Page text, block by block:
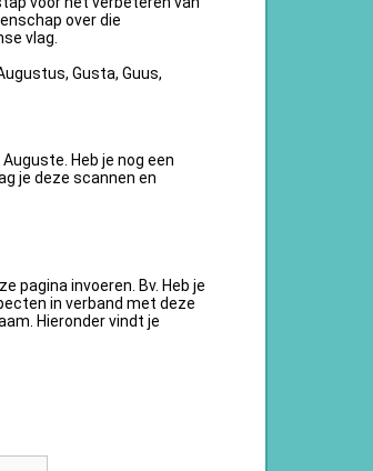
over die
vlag.
Gusta, Guus,
Heb je nog een
je deze scannen en
pagina invoeren. Bv. Heb je
in verband met deze
Hieronder vindt je